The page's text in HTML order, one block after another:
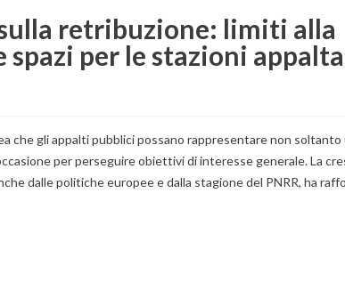
retribuzione: limiti alla
spazi per le stazioni
che gli appalti pubblici possano rappresentare non
per perseguire obiettivi di interesse generale. La
dalle politiche europee e dalla stagione del PNRR, ha